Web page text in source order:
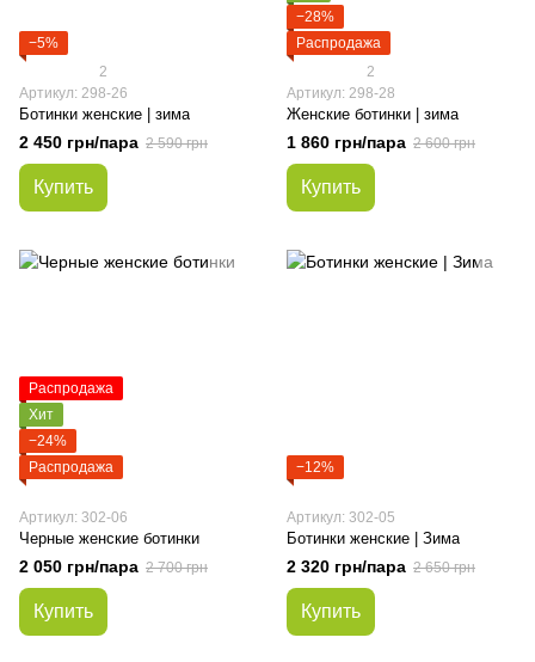
−5%
2
Артикул: 298-26
Ботинки женские | зима
2 450 грн/пара 2 590 грн
Купить
−28%
Распродажа
2
Артикул: 298-28
Женские ботинки | зима
1 860 грн/пара 2 600 грн
Купить
Распродажа
Хит
−24%
Распродажа
Артикул: 302-06
Черные женские ботинки
2 050 грн/пара 2 700 грн
Купить
−12%
Артикул: 302-05
Ботинки женские | Зима
2 320 грн/пара 2 650 грн
Купить